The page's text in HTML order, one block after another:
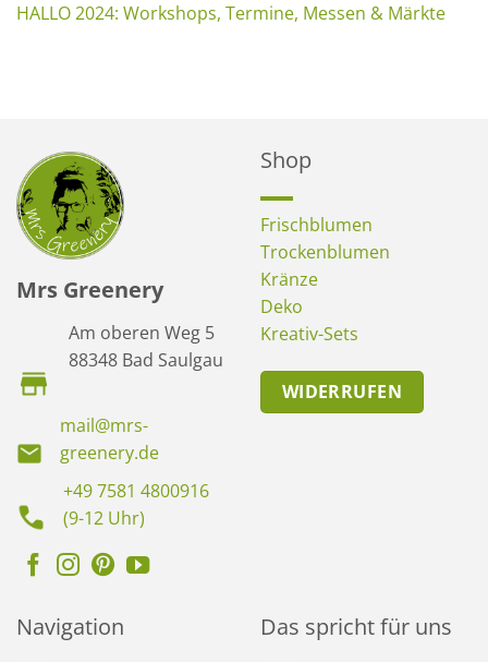
HALLO 2024: Workshops, Termine, Messen & Märkte
Mrs Greenery
Am oberen Weg 5
88348 Bad Saulgau
mail@mrs-
greenery.de
+49 7581 4800916
(9-12 Uhr)
Shop
Frischblumen
Trockenblumen
Kränze
Deko
Kreativ-Sets
WIDERRUFEN
Navigation Das spricht für uns